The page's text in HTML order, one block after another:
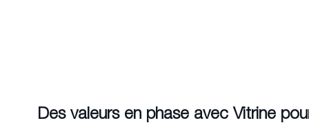
Des valeurs en phase avec Vitrine